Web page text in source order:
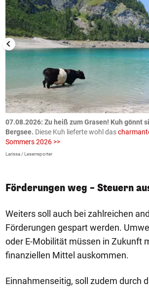
07.08.2026: Zu heiß zum Grasen! Kuh gönnt
Bergsee. Diese Kuh lieferte wohl das
Sommers 2026 >>
Larissa / Leserreporter
Förderungen weg – Steuern
Weiters soll auch bei zahlreichen
Förderungen gespart werden.
oder E-Mobilität müssen in Zukunft
finanziellen Mittel auskommen.
Einnahmenseitig, soll zudem durch